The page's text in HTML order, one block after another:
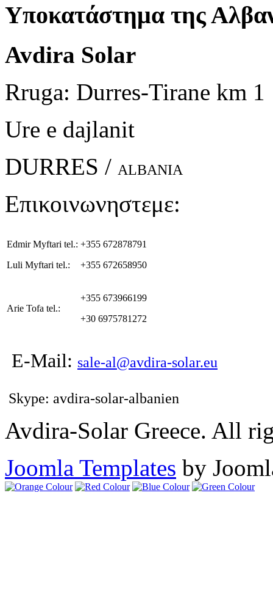
Υποκατάστημα της
Avdira Solar
Rruga: Durres-Tirane km 1
Ure e dajlanit
DURRES / ALBANIA
Επικοινωνηστεμε:
Edmir Myftari tel.:
Luli Myftari tel.:
+355 672878791
+355 672658950
Arie Tofa tel.:
+355 673966199
+30 6975781272
E-Mail: sale-al@avdira-solar.eu
Skype: avdira-solar-albanien
Avdira-Solar Greece. All
Joomla Templates by